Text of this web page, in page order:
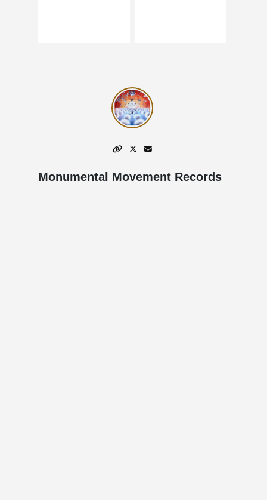
Monumental Movement Records